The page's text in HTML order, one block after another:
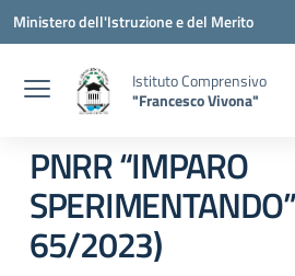
Vai ai contenuti
Vai al menu di navigazione
Vai al footer
Ministero dell'Istruzione e del Merito
Istituto Comprensivo
"Francesco Vivona"
PNRR “IMPARO
65/2023)